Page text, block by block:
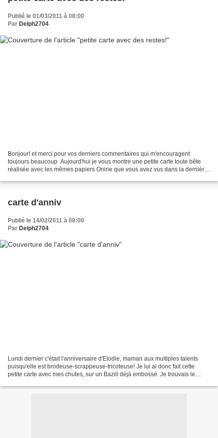
Publié le 01/03/2011 à 08:00
Par Delph2704
Bonjour! et merci pour vos derniers commentaires qui m'encouragent
toujours beaucoup. Aujourd'hui je vous montre une petite carte toute bête
réalisée avec les mêmes papiers Onirie que vous avez vus dans la dernière
carte d'anniv
Publié le 14/02/2011 à 08:00
Par Delph2704
Lundi dernier c'était l'anniversaire d'Elodie, maman aux multiples talents
puisqu'elle est brodeuse-scrappeuse-tricoteuse! Je lui ai donc fait cette
petite carte avec mes chutes, sur un Bazill déjà embossé. Je trouvais le